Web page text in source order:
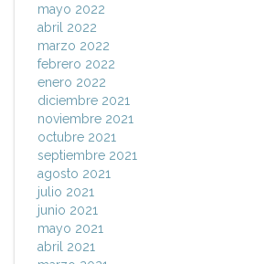
mayo 2022
abril 2022
marzo 2022
febrero 2022
enero 2022
diciembre 2021
noviembre 2021
octubre 2021
septiembre 2021
agosto 2021
julio 2021
junio 2021
mayo 2021
abril 2021